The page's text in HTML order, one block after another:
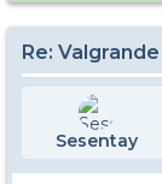
Re:
Sesentay